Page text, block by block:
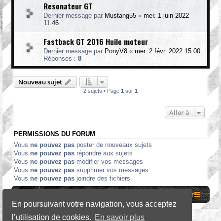
En poursuivant votre navigation, vous acceptez
l’utilisation de cookies. En savoir plus
Resonateur GT
Dernier message par Mustang55 « mer. 1 juin 2022
11:46
Fastback GT 2016 Huile moteur
Dernier message par PonyV8 « mer. 2 févr. 2022 15:00
Réponses : 8
Nouveau sujet
2 sujets • Page 1 sur 1
Aller à
PERMISSIONS DU FORUM
Vous ne pouvez pas poster de nouveaux sujets
Vous ne pouvez pas répondre aux sujets
Vous ne pouvez pas modifier vos messages
Vous ne pouvez pas supprimer vos messages
Vous ne pouvez pas joindre des fichiers
Nous contacter